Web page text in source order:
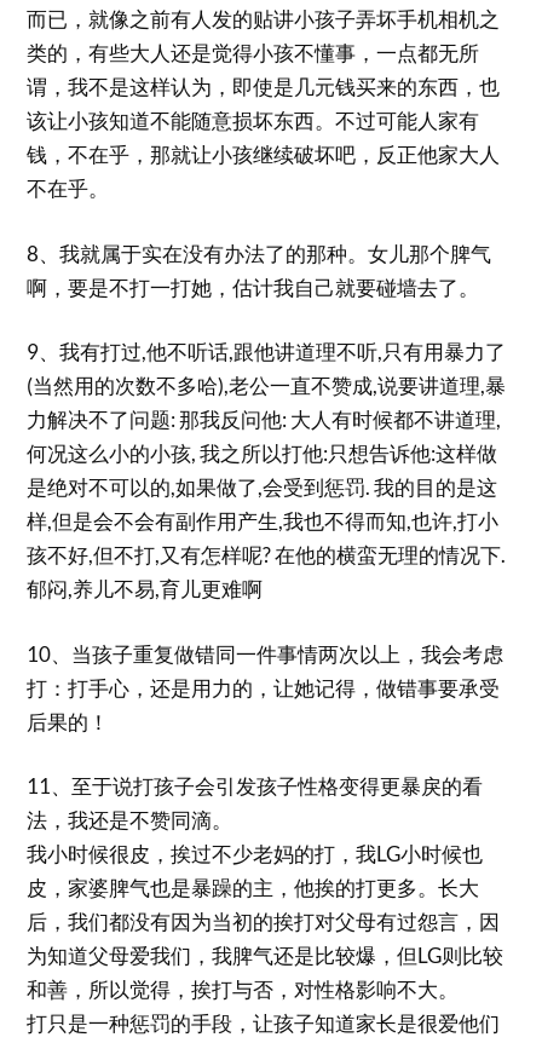
而已，就像之前有人发的贴讲小孩子弄坏手机相机之
类的，有些大人还是觉得小孩不懂事，一点都无所
谓，我不是这样认为，即使是几元钱买来的东西，也
该让小孩知道不能随意损坏东西。不过可能人家有
钱，不在乎，那就让小孩继续破坏吧，反正他家大人
不在乎。
8、我就属于实在没有办法了的那种。女儿那个脾气
啊，要是不打一打她，估计我自己就要碰墙去了。
9、我有打过,他不听话,跟他讲道理不听,只有用暴力了
(当然用的次数不多哈),老公一直不赞成,说要讲道理,暴
力解决不了问题: 那我反问他: 大人有时候都不讲道理,
何况这么小的小孩, 我之所以打他:只想告诉他:这样做
是绝对不可以的,如果做了,会受到惩罚. 我的目的是这
样,但是会不会有副作用产生,我也不得而知,也许,打小
孩不好,但不打,又有怎样呢? 在他的横蛮无理的情况下.
郁闷,养儿不易,育儿更难啊
10、当孩子重复做错同一件事情两次以上，我会考虑
打：打手心，还是用力的，让她记得，做错事要承受
后果的！
11、至于说打孩子会引发孩子性格变得更暴戾的看
法，我还是不赞同滴。
我小时候很皮，挨过不少老妈的打，我LG小时候也
皮，家婆脾气也是暴躁的主，他挨的打更多。长大
后，我们都没有因为当初的挨打对父母有过怨言，因
为知道父母爱我们，我脾气还是比较爆，但LG则比较
和善，所以觉得，挨打与否，对性格影响不大。
打只是一种惩罚的手段，让孩子知道家长是很爱他们